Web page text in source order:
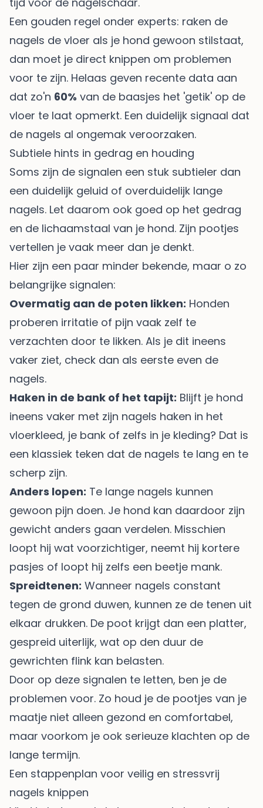
Een gouden regel onder experts: raken de
nagels de vloer als je hond gewoon stilstaat,
dan moet je direct knippen om problemen
voor te zijn. Helaas geven recente data aan
dat zo'n 60% van de baasjes het 'getik' op de
vloer te laat opmerkt. Een duidelijk signaal dat
de nagels al ongemak veroorzaken.
Subtiele hints in gedrag en houding
Soms zijn de signalen een stuk subtieler dan
een duidelijk geluid of overduidelijk lange
nagels. Let daarom ook goed op het gedrag
en de lichaamstaal van je hond. Zijn pootjes
vertellen je vaak meer dan je denkt.
Hier zijn een paar minder bekende, maar o zo
belangrijke signalen:
Overmatig aan de poten likken: Honden
proberen irritatie of pijn vaak zelf te
verzachten door te likken. Als je dit ineens
vaker ziet, check dan als eerste even de
nagels.
Haken in de bank of het tapijt: Blijft je hond
ineens vaker met zijn nagels haken in het
vloerkleed, je bank of zelfs in je kleding? Dat is
een klassiek teken dat de nagels te lang en te
scherp zijn.
Anders lopen: Te lange nagels kunnen
gewoon pijn doen. Je hond kan daardoor zijn
gewicht anders gaan verdelen. Misschien
loopt hij wat voorzichtiger, neemt hij kortere
pasjes of loopt hij zelfs een beetje mank.
Spreidtenen: Wanneer nagels constant
tegen de grond duwen, kunnen ze de tenen uit
elkaar drukken. De poot krijgt dan een platter,
gespreid uiterlijk, wat op den duur de
gewrichten flink kan belasten.
Door op deze signalen te letten, ben je de
problemen voor. Zo houd je de pootjes van je
maatje niet alleen gezond en comfortabel,
maar voorkom je ook serieuze klachten op de
lange termijn.
Een stappenplan voor veilig en stressvrij
nagels knippen